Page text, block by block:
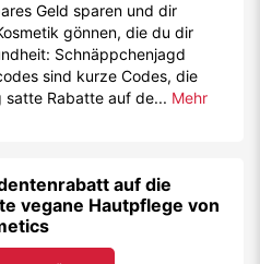
Geld sparen und dir
gönnen, die du dir
Schnäppchenjagd
sind kurze Codes, die
satte Rabatte auf de... Mehr
auf die
vegane Hautpflege von